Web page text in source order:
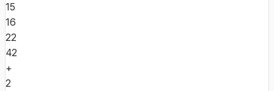
15
16
22
42
+
2